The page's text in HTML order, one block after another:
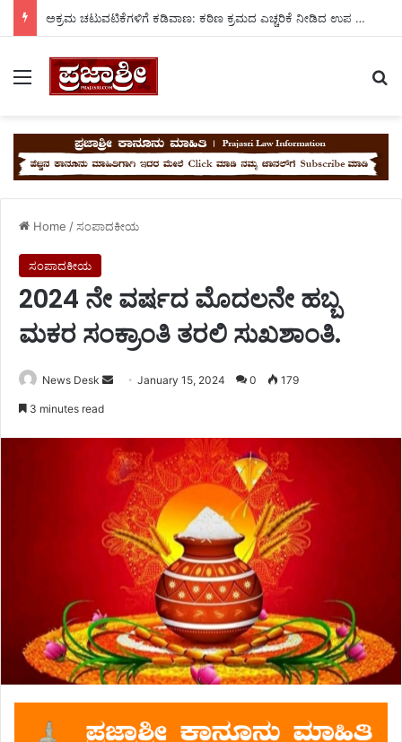
ಅಕ್ರಮ ಚಟುವಟಿಕೆಗಳಿಗೆ ಕಡಿವಾಣ: ಕಠಿಣ ಕ್ರಮದ ಎಚ್ಚರಿಕೆ ನೀಡಿದ ಉಪ ವಿಭಾಗಾಧಿಕಾರಿ ನ್ಯಾಮನಗೌಡ.
Menu
Home /ಸಂಪಾದಕೀಯ
ಸಂಪಾದಕೀಯ
2024 ನೇ ವರ್ಷದ ಮೊದಲನೇ ಹಬ್ಬ
ಮಕರ ಸಂಕ್ರಾಂತಿ ತರಲಿ ಸುಖಶಾಂತಿ.
News Desk
Send January 15, 2024 0 179
3 minutes read